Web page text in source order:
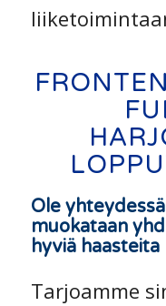
Ole
muokataan
hyviä haasteita
Tarjoamme